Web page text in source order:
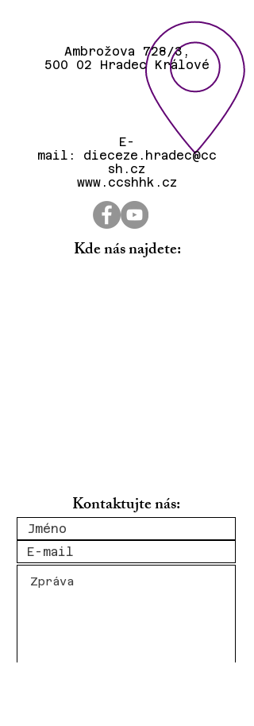
Ambrožova 728/3,
500 02 Hradec Králové
E-
mail: dieceze.hradec@cc
sh.cz
www.ccshhk.cz
Kde nás najdete:
Kontaktujte nás: